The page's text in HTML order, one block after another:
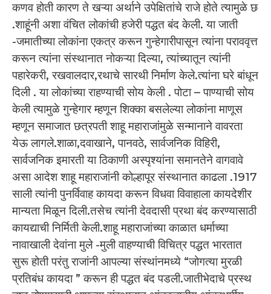
कणव होती कारण ते खऱ्या अर्थाने उपेक्षितांचे राजे होते त्यामुळे छ
.शाहूंनी अशा वंचित लोकांची हजेरी पद्धत बंद केली. या जाती
-जमातीच्या लोकांना एकत्र करून गुन्हेगारीपासून त्यांना पराववृत्त
करून त्यांना संस्थानात नोकऱ्या दिल्या, त्यांच्यातून त्यांनी
पहारेकरी, रखवालदार,रथाचे सारथी निर्माण केले.त्यांना घरे बांधून
दिली . या लोकांच्या राहण्याची सोय केली . पोटा – पाण्याची सोय
केली त्यामुळे गुन्हेगार म्हणून शिक्का बसलेल्या लोकांना माणूस
म्हणून समाजात छत्रपती शाहू महाराजांमुळे सन्मानाने वावरता
येऊ लागले.शाळा,दवाखाने, पानवठे, सार्वजनिक विहिरी,
सार्वजनिक इमारती या ठिकाणी अस्पृश्यांना समानतेने वागवावे
असा आदेश शाहू महाराजांनी कोल्हापूर संस्थानात काढला .1917
साली त्यांनी पुनर्विवाह कायदा करून विधवा विवाहाला कायदेशीर
मान्यता मिळून दिली.तसेच त्यांनी देवदासी प्रथा बंद करण्यासाठी
कायद्याची निर्मिती केली.शाहू महाराजांच्या काळात धर्माच्या
नावाखाली देवांना मुले -मुली वाहण्याची विचित्र पद्धत भारतात
सुरू होती परंतु राजांनी आपल्या संस्थांनमध्ये “जोगत्या मुरळी
प्रतिबंध कायदा ” करून ही पद्धत बंद पडली.जातीभेदाचे प्रस्थ